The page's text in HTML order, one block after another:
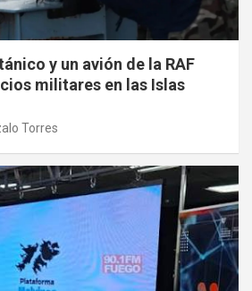
y un avión de la RAF
militares en las Islas
Torres